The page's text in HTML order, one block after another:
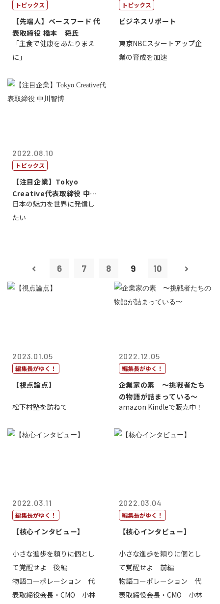
トピックス
【先端人】ベースフード 代
表取締役 橋本 舜氏
「主食で健康をあたりまえ
に」
トピックス
ビジネスリポート
東京NBCスタートアップ企
業の育成を加速
2022.08.10
トピックス
【注目企業】Tokyo
Creative代表取締役 中川
智博
日本の魅力を世界に発信し
たい
6 7 8 9 10
2023.01.05
編集長がゆく！
【視点論点】
松下村塾を訪ねて
2022.12.05
編集長がゆく！
企業家の素 〜挑戦者たち
の物語が詰まっている〜
amazon Kindleで販売中！
2022.03.11
編集長がゆく！
【核心インタビュー】
小さな進歩を頼りに個とし
て覚醒せよ 後編
物語コーポレーション 代
表取締役会長・CMO 小林
2022.03.04
編集長がゆく！
【核心インタビュー】
小さな進歩を頼りに個とし
て覚醒せよ 前編
物語コーポレーション 代
表取締役会長・CMO 小林